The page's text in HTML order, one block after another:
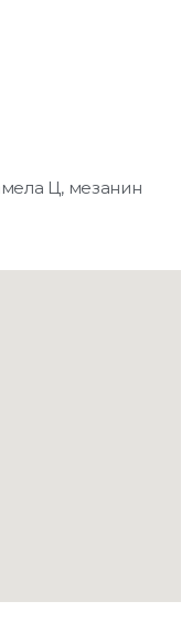
Ц, мезанин